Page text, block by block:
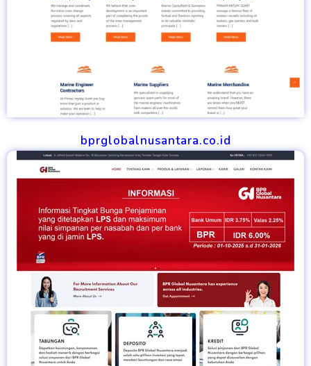
bprglobalnusantara.co.id